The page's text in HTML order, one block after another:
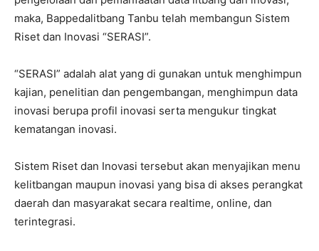
maka, Bappedalitbang Tanbu telah membangun Sistem
Riset dan Inovasi “SERASI”.
“SERASI” adalah alat yang di gunakan untuk menghimpun
kajian, penelitian dan pengembangan, menghimpun data
inovasi berupa profil inovasi serta mengukur tingkat
kematangan inovasi.
Sistem Riset dan Inovasi tersebut akan menyajikan menu
kelitbangan maupun inovasi yang bisa di akses perangkat
daerah dan masyarakat secara realtime, online, dan
terintegrasi.